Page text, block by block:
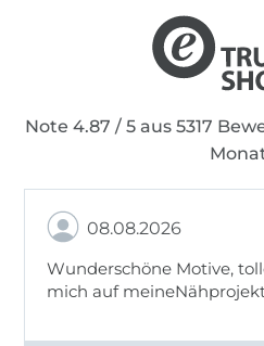
Note 4.87 / 5 aus 5317
08.08.2026
Wunderschöne Motive, tolle
mich auf